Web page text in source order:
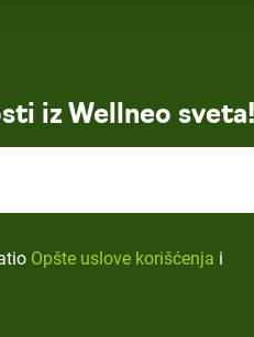
iz Wellneo sveta!
Opšte uslove korišćenja i